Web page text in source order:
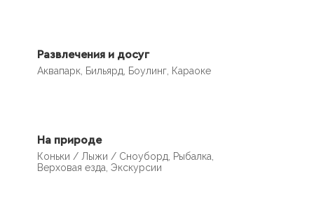
Развлечения и досуг
Аквапарк, Бильярд, Боулинг, Караоке
На природе
Коньки / Лыжи / Сноуборд, Рыбалка,
Верховая езда, Экскурсии